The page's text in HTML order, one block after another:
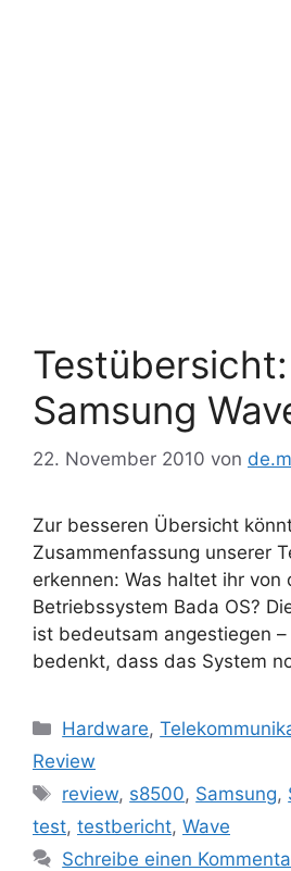
Testübersicht:
Samsung
22. November 2010 von
Zur besseren Übersicht
Zusammenfassung unserer
erkennen: Was haltet ihr von
Betriebssystem Bada OS?
ist bedeutsam angestiegen
bedenkt, dass das System
Kategorien
Hardware,
Review
Schlagwörter
review, s8500, Samsung,
test, testbericht, Wave
Schreibe einen